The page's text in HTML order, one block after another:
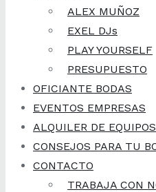
ALEX MUÑOZ
EXEL DJs
PLAY YOURSELF
PRESUPUESTO
OFICIANTE BODAS
EVENTOS EMPRESAS
ALQUILER DE EQUIPOS
CONSEJOS PARA TU
CONTACTO
TRABAJA CON
para las
de los
Novedades